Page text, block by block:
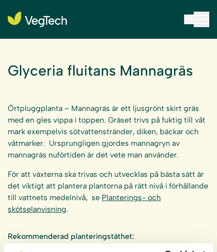
Glyceria fluitans Mannagräs
Örtpluggplanta – Mannagräs är ett ljusgrönt skirt gräs
med en gles vippa i toppen. Gräset trivs på fuktig till våt
mark exempelvis sötvattenstränder, diken, bäckar och
våtmarker. Ursprungligen gjordes mannagryn av
mannagräs nuförtiden är det vete man använder.
För att växterna ska trivas och utvecklas på bästa sätt är
det viktigt att plantera plantorna på rätt nivå i förhållande
till vattnets medelnivå, se Planterings- och
skötselanvisning.
Rekommenderad planteringstäthet: